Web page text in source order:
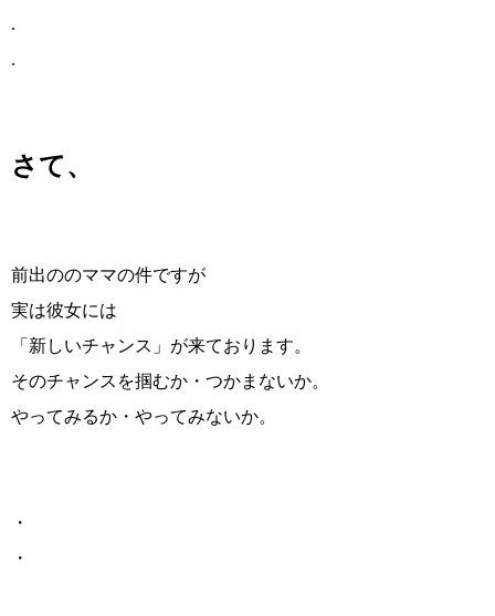
.
.
さて、
前出ののママの件ですが
実は彼女には
「新しいチャンス」が来ております。
そのチャンスを掴むか・つかまないか。
やってみるか・やってみないか。
・
・